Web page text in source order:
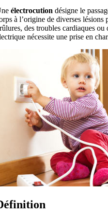
électrocution désigne le
à l’origine de diverses lésions
des troubles cardiaques
nécessite une prise en